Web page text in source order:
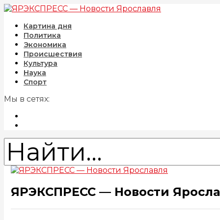
Картина дня
Политика
Экономика
Происшествия
Культура
Наука
Спорт
Мы в сетях:
ЯРЭКСПРЕСС — Новости